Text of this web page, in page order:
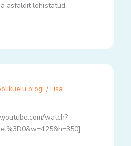
asfaldit lohistatud.
blogi / Lisa
watch?